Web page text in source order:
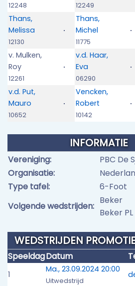
12248 12249
Thans,
Melissa
12130
Thans,
Michel
11775
v. Mulken,
Roy
12261
v.d. Haar,
Eva
06290
v.d. Put,
Mauro
10652
Vencken,
Robert
10142
INFORMATIE
Vereniging:
PBC De
Organisatie:
Type tafel:
6-Foot
Volgende wedstrijden:
Beker
Beker PL
WEDSTRIJDEN
SpeeldagDatum
1
Ma., 23.09.2024 20:00
Uitwedstrijd